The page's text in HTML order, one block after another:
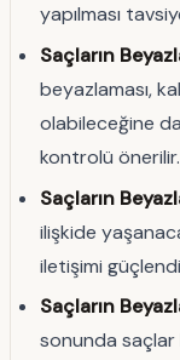
yapılması
Saçların
beyazlaması,
olabileceğine
kontrolü önerilir.
Saçların
ilişkide
iletişimi
Saçların
sonunda